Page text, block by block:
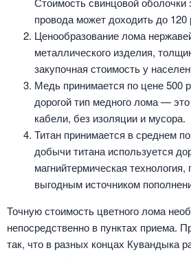
провода может доходить до 120
Ценообразование лома
металлического изделия,
закупочная стоимость у
Медь принимается по цене 500
дорогой тип медного лома —
кабели, без изоляции и мусора.
Титан принимается в среднем
добычи титана используется
магнийтермическая
выгодным источником
Точную стоимость цветного лома
непосредственно в пунктах приема.
так, что в разных концах Кувандыка